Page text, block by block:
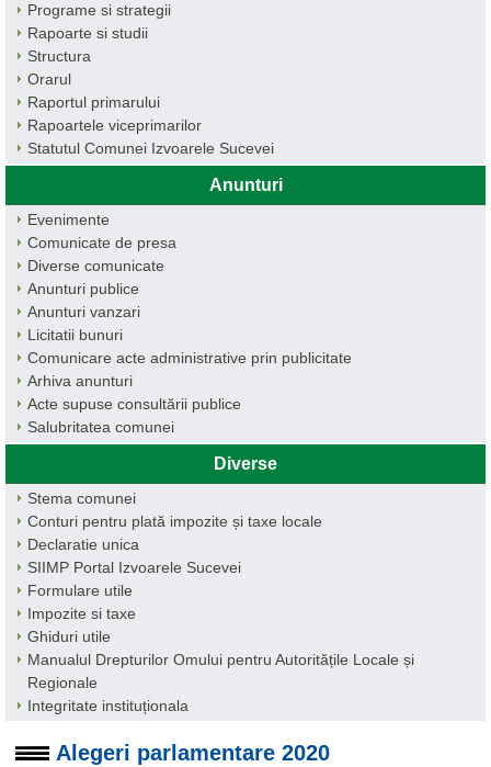
Programe si strategii
Rapoarte si studii
Structura
Orarul
Raportul primarului
Rapoartele viceprimarilor
Statutul Comunei Izvoarele Sucevei
Anunturi
Evenimente
Comunicate de presa
Diverse comunicate
Anunturi publice
Anunturi vanzari
Licitatii bunuri
Comunicare acte administrative prin publicitate
Arhiva anunturi
Acte supuse consultării publice
Salubritatea comunei
Diverse
Stema comunei
Conturi pentru plată impozite și taxe locale
Declaratie unica
SIIMP Portal Izvoarele Sucevei
Formulare utile
Impozite si taxe
Ghiduri utile
Manualul Drepturilor Omului pentru Autoritățile Locale și
Regionale
Integritate instituționala
Alegeri parlamentare 2020